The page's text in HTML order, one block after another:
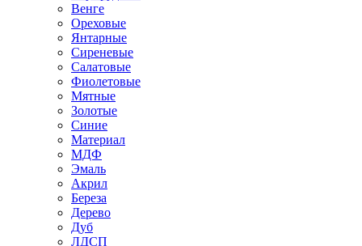
Венге
Ореховые
Янтарные
Сиреневые
Салатовые
Фиолетовые
Мятные
Золотые
Синие
Материал
МДФ
Эмаль
Акрил
Береза
Дерево
Дуб
ЛДСП